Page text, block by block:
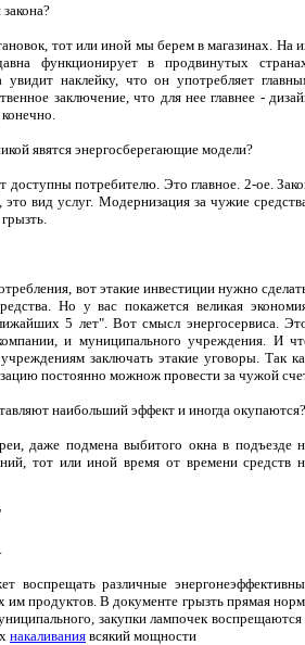
тот или иной мы берем в магазинах. На
функционирует в продвинутых
наклейку, что он употребляет
заключение, что для нее главнее -
явятся энергосберегающие модели?
доступны потребителю. Это главное. 2-ое.
вид услуг. Модернизация за чужие
вот этакие инвестиции нужно
Но у вас покажется великая
5 лет". Вот смысл энергосервиса.
и муниципального учреждения. И
заключать этакие уговоры. Так
постоянно можнож провести за чужой
наибольший эффект и иногда окупаются?
даже подмена выбитого окна в подъезде
тот или иной время от времени средств
воспрещать различные
им продуктов. В документе грызть прямая
закупки лампочек воспрещаются
накаливания всякий мощности